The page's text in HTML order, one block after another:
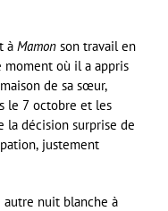
à Mamon son travail en
moment où il a appris
de sa sœur,
le 7 octobre et les
la décision surprise de
justement
autre nuit blanche à